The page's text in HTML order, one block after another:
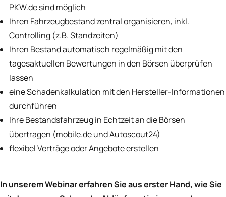
PKW.de sind möglich
Ihren Fahrzeugbestand zentral organisieren, inkl.
Controlling (z.B. Standzeiten)
Ihren Bestand automatisch regelmäßig mit den
tagesaktuellen Bewertungen in den Börsen überprüfen
lassen
eine Schadenkalkulation mit den Hersteller-Informationen
durchführen
Ihre Bestandsfahrzeug in Echtzeit an die Börsen
übertragen (mobile.de und Autoscout24)
flexibel Verträge oder Angebote erstellen
In unserem Webinar erfahren Sie aus erster Hand, wie Sie